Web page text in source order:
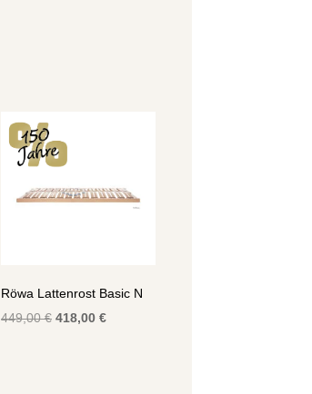
Röwa Lattenrost Basic N
449,00€ Ursprünglicher
418,00 €Aktueller